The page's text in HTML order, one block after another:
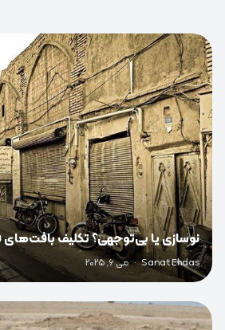
0
نوسازی یا بی‌توجهی؟ تکلیف
Sanat Ehdas
· می 6, 2025
0